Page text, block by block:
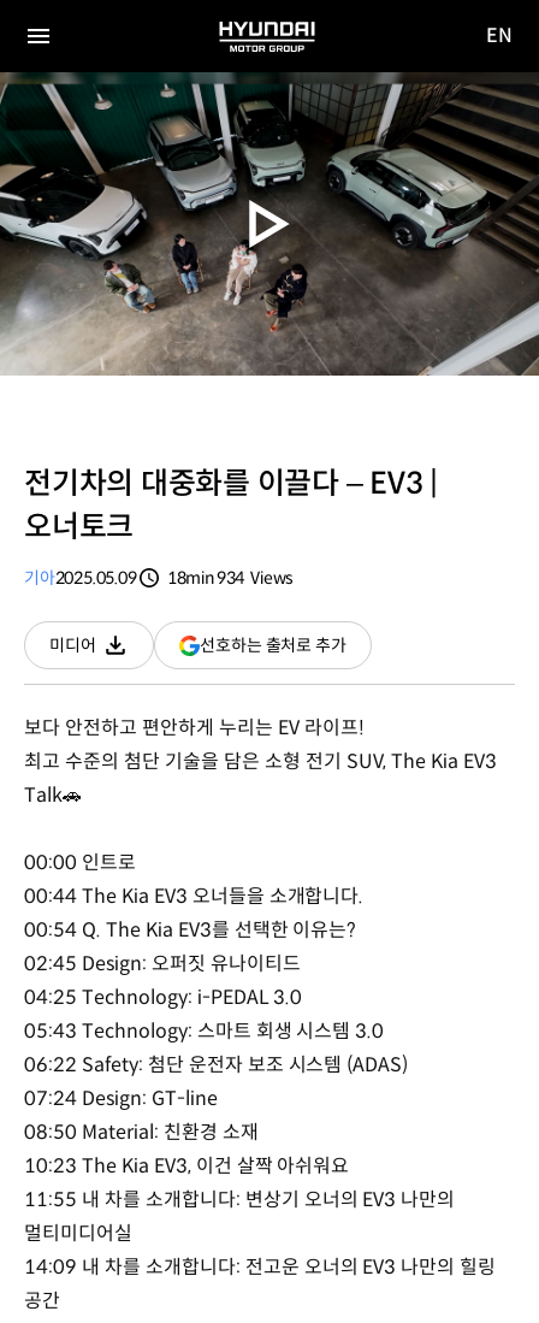
전체
메뉴
HYUNDAI
MOTOR
GROUP
사이
이동
EN
전기차의 대중화를 이끌다 – EV3 |
오너토크
기아2025.05.09
18min934 Views
미디어
다운로드
선호하는 출처로 추가(새
창
보다 안전하고 편안하게 누리는 EV 라이프!
최고 수준의 첨단 기술을 담은 소형 전기 SUV, The Kia EV3
Talk🚗
00:00 인트로
00:44 The Kia EV3 오너들을 소개합니다.
00:54 Q. The Kia EV3를 선택한 이유는?
02:45 Design: 오퍼짓 유나이티드
04:25 Technology: i-PEDAL 3.0
05:43 Technology: 스마트 회생 시스템 3.0
06:22 Safety: 첨단 운전자 보조 시스템 (ADAS)
07:24 Design: GT-line
08:50 Material: 친환경 소재
10:23 The Kia EV3, 이건 살짝 아쉬워요
11:55 내 차를 소개합니다: 변상기 오너의 EV3 나만의
멀티미디어실
14:09 내 차를 소개합니다: 전고운 오너의 EV3 나만의 힐링
공간